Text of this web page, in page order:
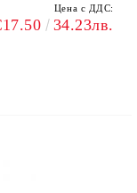
Цена с ДДС:
34.23лв.